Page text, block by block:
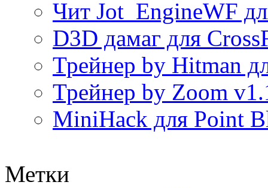
Чит Jot_EngineWF
D3D дамаг для
Трейнер by Hitman
Трейнер by Zoom
MiniHack для Point
Метки